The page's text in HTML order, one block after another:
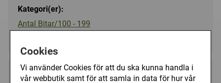
Cookies
Vi använder Cookies för att du ska kunna handla i
vår webbutik samt för att samla in data för hur vår
Kategori(er):
Antal Bitar/100 - 199
79 kr